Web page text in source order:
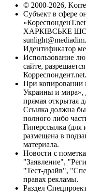
© 2000-2026,
Субъект в сфере
ХАРКІВСЬКЕ
Идентификатор
Использование
сайте,
Корреспондент.net.
При копировании
Украины и мира»,
прямая открытая
Ссылка должна
полного либо
Гиперссылка (для
размещена в
материала.
Новости с
"Заявление",
"Тест-драйв",
правах рекламы.
Раздел